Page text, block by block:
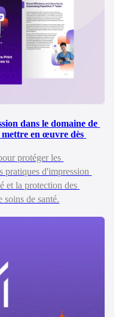
dans le domaine de
en œuvre dès
protéger les
pratiques d'impression
et la protection des
soins de santé.